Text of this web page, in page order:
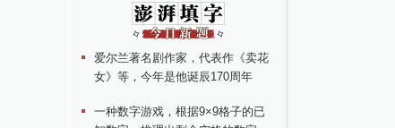
爱尔兰著名剧作家，代表作《卖花
女》等，今年是他诞辰170周年
一种数字游戏，根据9×9格子的已